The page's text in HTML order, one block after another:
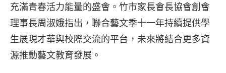
充滿青春活力能量的盛會。竹市家長會長協會創會
理事長周淑娥指出，聯合藝文季十一年持續提供學
生展現才華與校際交流的平台，未來將結合更多資
源推動藝文教育發展。